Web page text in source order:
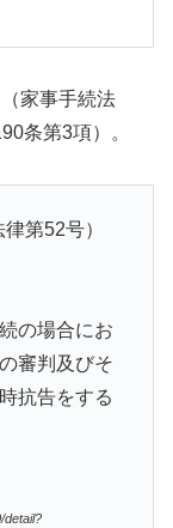
家事手続法
条第3項）。
第52号）
の場合にお
審判及びそ
抗告をする
detail?